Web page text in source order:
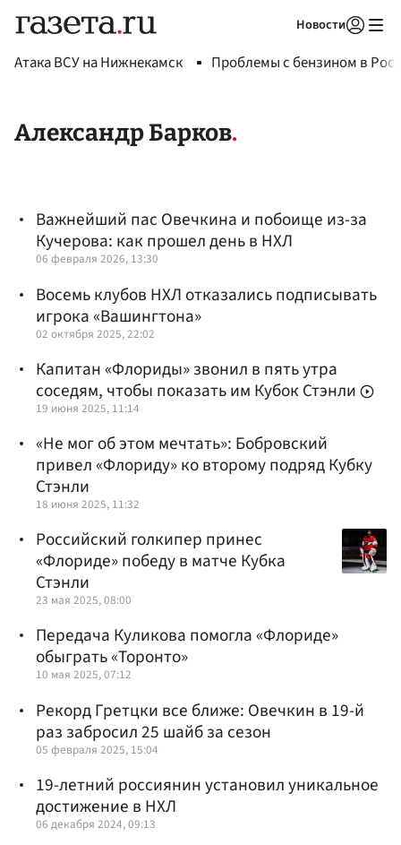
Новости
Атака ВСУ на Нижнекамск Проблемы с бензином в
Александр Барков
Важнейший пас Овечкина и побоище из-за
Кучерова: как прошел день в НХЛ
06 февраля 2026, 13:30
Восемь клубов НХЛ отказались подписывать
игрока «Вашингтона»
02 октября 2025, 22:02
Капитан «Флориды» звонил в пять утра
соседям, чтобы показать им Кубок Стэнли
19 июня 2025, 11:14
«Не мог об этом мечтать»: Бобровский
привел «Флориду» ко второму подряд Кубку
Стэнли
18 июня 2025, 11:32
Российский голкипер принес
«Флориде» победу в матче Кубка
Стэнли
23 мая 2025, 08:00
Передача Куликова помогла «Флориде»
обыграть «Торонто»
10 мая 2025, 07:12
Рекорд Гретцки все ближе: Овечкин в 19-й
раз забросил 25 шайб за сезон
05 февраля 2025, 15:04
19-летний россиянин установил уникальное
достижение в НХЛ
06 декабря 2024, 09:13